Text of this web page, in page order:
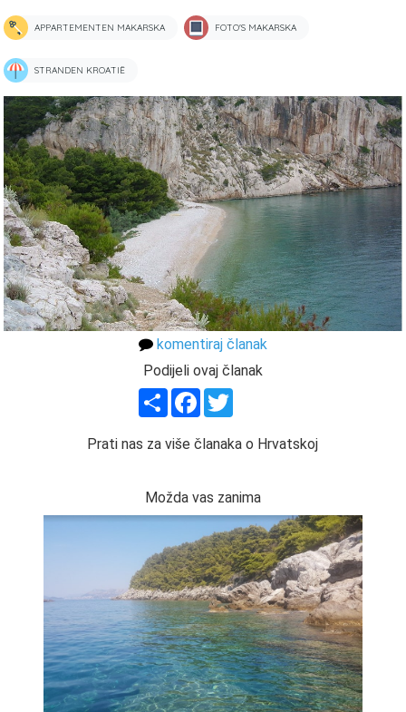
APPARTEMENTEN MAKARSKA FOTO'S MAKARSKA
STRANDEN KROATIË
komentiraj članak
Podijeli ovaj članak
ShareFacebook
Prati nas za više članaka o Hrvatskoj
Možda vas zanima